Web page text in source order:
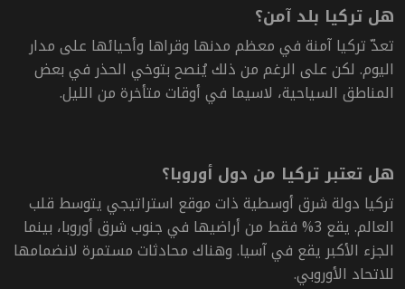
هل تركيا بلد آمن؟
تعدّ تركيا آمنة في معظم مدنها وقراها وأحيائها على مدار
اليوم. لكن على الرغم من ذلك يُنصح بتوخي الحذر في بعض
المناطق السياحية، لاسيما في أوقات متأخرة من الليل.
هل تعتبر تركيا من دول أوروبا؟
تركيا دولة شرق أوسطية ذات موقع استراتيجي يتوسط قلب
العالم. يقع 3% فقط من أراضيها في جنوب شرق أوروبا، بينما
الجزء الأكبر يقع في آسيا. وهناك محادثات مستمرة لانضمامها
للاتحاد الأوروبي.